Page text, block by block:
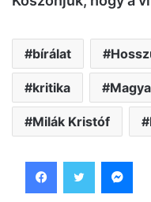
bírálat
kritika
Milák Kristóf